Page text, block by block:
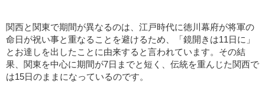
関西と関東で期間が異なるのは、江戸時代に徳川幕府が将軍の
命日が祝い事と重なることを避けるため、「鏡開きは11日に」
とお達しを出したことに由来すると言われています。その結
果、関東を中心に期間が7日までと短く、伝統を重んじた関西で
は15日のままになっているのです。